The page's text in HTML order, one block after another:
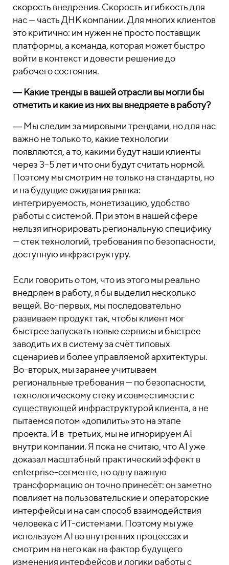
скорость внедрения. Скорость и гибкость для
нас — часть ДНК компании. Для многих клиентов
это критично: им нужен не просто поставщик
платформы, а команда, которая может быстро
войти в контекст и довести решение до
рабочего состояния.
― Какие тренды в вашей отрасли вы могли бы
отметить и какие из них вы внедряете в работу?
― Мы следим за мировыми трендами, но для нас
важно не только то, какие технологии
появляются, а то, какими будут наши клиенты
через 3–5 лет и что они будут считать нормой.
Поэтому мы смотрим не только на стандарты, но
и на будущие ожидания рынка:
интегрируемость, монетизацию, удобство
работы с системой. При этом в нашей сфере
нельзя игнорировать региональную специфику
— стек технологий, требования по безопасности,
доступную инфраструктуру.
Если говорить о том, что из этого мы реально
внедряем в работу, я бы выделил несколько
вещей. Во-первых, мы последовательно
развиваем продукт так, чтобы клиент мог
быстрее запускать новые сервисы и быстрее
заводить их в систему за счёт типовых
сценариев и более управляемой архитектуры.
Во-вторых, мы заранее учитываем
региональные требования — по безопасности,
технологическому стеку и совместимости с
существующей инфраструктурой клиента, а не
пытаемся потом «допилить» это на этапе
проекта. И в-третьих, мы не игнорируем AI
внутри компании. Я пока не считаю, что AI уже
доказал масштабный практический эффект в
enterprise-сегменте, но одну важную
трансформацию он точно принесёт: он заметно
повлияет на пользовательские и операторские
интерфейсы и на сам способ взаимодействия
человека с ИТ-системами. Поэтому мы уже
используем AI во внутренних процессах и
смотрим на него как на фактор будущего
изменения интерфейсов и логики работы с